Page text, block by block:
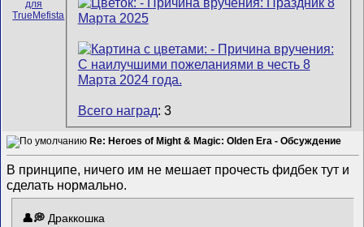
Всего наград: 3
Re: Heroes of Might & Magic: Olden Era - Обсуждение
В принципе, ничего им не мешает прочесть фидбек тут и
сделать нормально.
Драккошка